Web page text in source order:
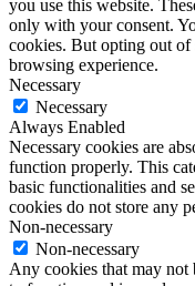
you use this website.
only with your consent.
cookies. But opting out of
browsing experience.
Necessary
Necessary
Always Enabled
Necessary cookies are
function properly. This
basic functionalities and
cookies do not store any
Non-necessary
Non-necessary
Any cookies that may not